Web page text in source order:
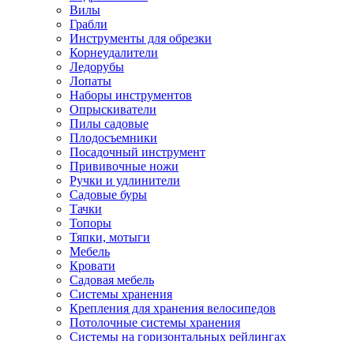
Вилы
Грабли
Инструменты для обрезки
Корнеудалители
Ледорубы
Лопаты
Наборы инструментов
Опрыскиватели
Пилы садовые
Плодосъемники
Посадочный инструмент
Прививочные ножи
Ручки и удлинители
Садовые буры
Тачки
Топоры
Тяпки, мотыги
Мебель
Кровати
Садовая мебель
Системы хранения
Крепления для хранения велосипедов
Потолочные системы хранения
Системы на горизонтальных рейлингах